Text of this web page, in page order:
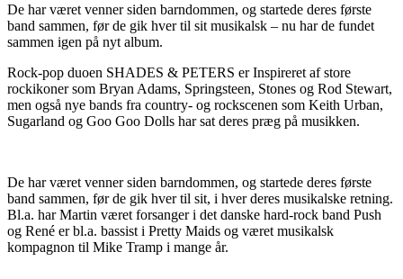
De har været venner siden barndommen, og startede deres første
band sammen, før de gik hver til sit musikalsk – nu har de fundet
sammen igen på nyt album.
Rock-pop duoen SHADES & PETERS er Inspireret af store
rockikoner som Bryan Adams, Springsteen, Stones og Rod Stewart,
men også nye bands fra country- og rockscenen som Keith Urban,
Sugarland og Goo Goo Dolls har sat deres præg på musikken.
De har været venner siden barndommen, og startede deres første
band sammen, før de gik hver til sit, i hver deres musikalske retning.
Bl.a. har Martin været forsanger i det danske hard-rock band Push
og René er bl.a. bassist i Pretty Maids og været musikalsk
kompagnon til Mike Tramp i mange år.